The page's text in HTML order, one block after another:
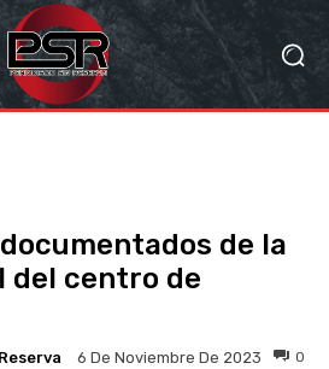
de la
del centro de
6 De Noviembre De 2023 0